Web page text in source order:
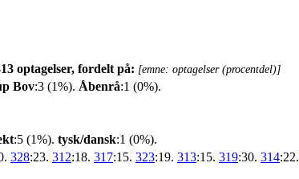
optagelser, fordelt på: [emne: optagelser (procentdel)]
Bov:3 (1%). Åbenrå:1 (0%).
:5 (1%). tysk/dansk:1 (0%).
328:23. 312:18. 317:15. 323:19. 313:15. 319:30. 314:22.